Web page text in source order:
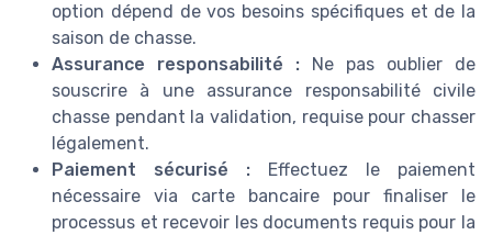
option dépend de vos besoins spécifiques et de la
saison de chasse.
Assurance responsabilité : Ne pas oublier de
souscrire à une assurance responsabilité civile
chasse pendant la validation, requise pour chasser
légalement.
Paiement sécurisé : Effectuez le paiement
nécessaire via carte bancaire pour finaliser le
processus et recevoir les documents requis pour la